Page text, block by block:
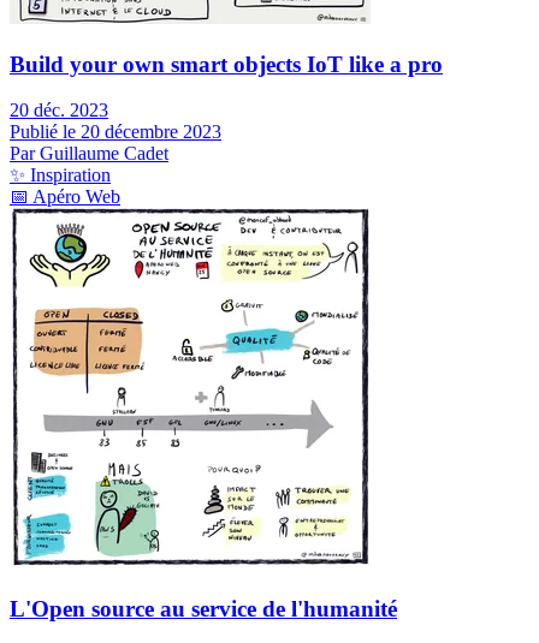
Build your own smart objects IoT like a pro
20 déc. 2023
Publié le 20 décembre 2023
Par Guillaume Cadet
✨ Inspiration
📅 Apéro Web
L'Open source au service de l'humanité